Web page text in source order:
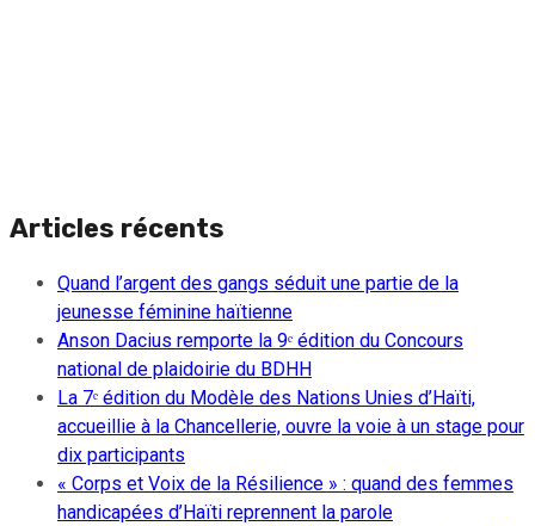
Articles récents
Quand l’argent des gangs séduit une partie de la
jeunesse féminine haïtienne
Anson Dacius remporte la 9ᵉ édition du Concours
national de plaidoirie du BDHH
La 7ᵉ édition du Modèle des Nations Unies d’Haïti,
accueillie à la Chancellerie, ouvre la voie à un stage pour
dix participants
« Corps et Voix de la Résilience » : quand des femmes
handicapées d’Haïti reprennent la parole